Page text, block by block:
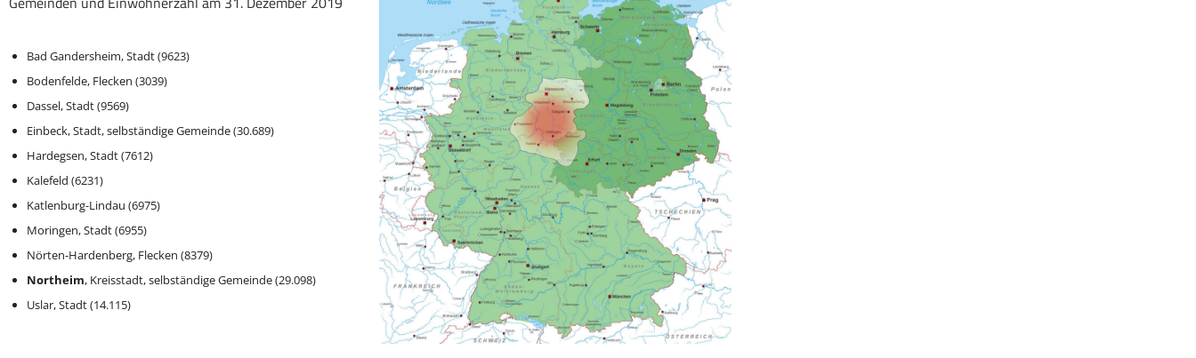
Bad Gandersheim, Stadt (9623)
Bodenfelde, Flecken (3039)
Dassel, Stadt (9569)
Einbeck, Stadt, selbständige Gemeinde (30.689)
Hardegsen, Stadt (7612)
Kalefeld (6231)
Katlenburg-Lindau (6975)
Moringen, Stadt (6955)
Nörten-Hardenberg, Flecken (8379)
Northeim, Kreisstadt, selbständige Gemeinde (29.098)
Uslar, Stadt (14.115)